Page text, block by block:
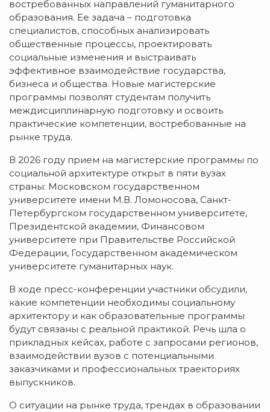
востребованных направлений гуманитарного
образования. Ее задача – подготовка
специалистов, способных анализировать
общественные процессы, проектировать
социальные изменения и выстраивать
эффективное взаимодействие государства,
бизнеса и общества. Новые магистерские
программы позволят студентам получить
междисциплинарную подготовку и освоить
практические компетенции, востребованные на
рынке труда.
В 2026 году прием на магистерские программы по
социальной архитектуре открыт в пяти вузах
страны: Московском государственном
университете имени М.В. Ломоносова, Санкт-
Петербургском государственном университете,
Президентской академии, Финансовом
университете при Правительстве Российской
Федерации, Государственном академическом
университете гуманитарных наук.
В ходе пресс-конференции участники обсудили,
какие компетенции необходимы социальному
архитектору и как образовательные программы
будут связаны с реальной практикой. Речь шла о
прикладных кейсах, работе с запросами регионов,
взаимодействии вузов с потенциальными
заказчиками и профессиональных траекториях
выпускников.
О ситуации на рынке труда, трендах в образовании